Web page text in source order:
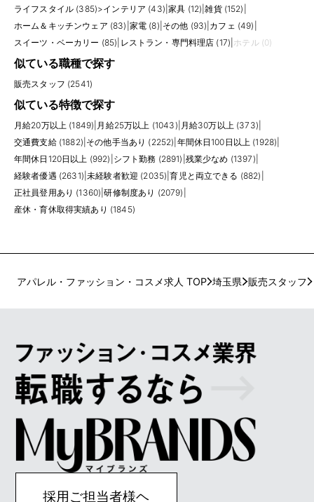
ライフスタイル (385)>インテリア (43) |家具 (12) |雑貨 (152)
ホーム＆キッチンウェア (83) 家電 (8) その他 (93) カフェ (49)
スイーツ・ベーカリー (85) レストラン・専門料理店 (17) ホテル (0)
似ている職種で探す
販売スタッフ (2541)
似ている特徴で探す
月給20万以上 (1849) 月給25万以上 (1043) 月給30万以上 (373)
交通費支給 (1882) その他手当あり (2252) 年間休日100日以上 (1928)
年間休日120日以上 (992) シフト勤務 (2891) 残業少なめ (1397)
経験者優遇 (2631) |未経験者歓迎 (2035) |育児と両立できる (882)
正社員登用あり (1360) |研修制度あり (2079)
産休・育休取得実績あり (1845)
アパレル・ファッション・コスメ求人 TOP 埼玉県 販売スタッフ
採用ご担当者様ヘ